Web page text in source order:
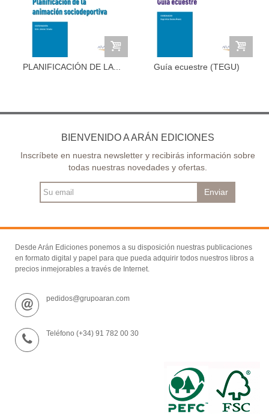
PLANIFICACIÓN DE LA... Guía ecuestre (TEGU)
BIENVENIDO A ARÁN EDICIONES
Inscríbete en nuestra newsletter y recibirás información sobre
todas nuestras novedades y ofertas.
Enviar
Desde Arán Ediciones ponemos a su disposición nuestras publicaciones
en formato digital y papel para que pueda adquirir todos nuestros libros a
precios inmejorables a través de Internet.
pedidos@grupoaran.com
Teléfono (+34) 91 782 00 30